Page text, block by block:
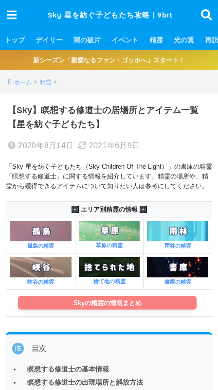
Sky 星を紡ぐ子どもたち攻略 | 9bit
トップ デイリー 闇の破片 イベント 精霊 光の翼 再訪
新シーズン「親愛なるファン・ゴッホへ」スタート！
ホーム 精霊
【Sky】瞑想する修道士の居場所とアイテム一覧
【星を紡ぐ子どもたち】
2020年8月14日 2021年6月9日
「Sky 星を紡ぐ子どもたち（Sky Children Of The Light）」の書庫の精霊
「瞑想する修道士」に関する情報を紹介しています。精霊の場所や、精
霊から獲得できるアイテムについて知りたい人は参考にしてください。
エリア別精霊の情報
孤島の精霊 草原の精霊 雨林の精霊
峡谷の精霊 捨て地の精霊 書庫の精霊
Skyの精霊の情報まとめ
目次
瞑想する修道士の基本情報
瞑想する修道士の出現場所と解放方法